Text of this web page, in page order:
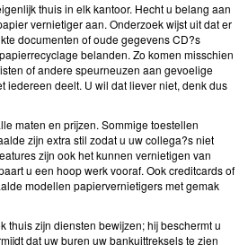
thuis in elk kantoor. Hecht u belang aan
vernietiger aan. Onderzoek wijst uit dat er
documenten of oude gegevens CD?s
belanden. Zo komen misschien
of andere speurneuzen aan gevoelige
iedereen deelt. U wil dat liever niet, denk dus
maten en prijzen. Sommige toestellen
zijn extra stil zodat u uw collega?s niet
zijn ook het kunnen vernietigen van
u een hoop werk vooraf. Ook creditcards of
modellen papiervernietigers met gemak
thuis zijn diensten bewijzen; hij beschermt u
dat uw buren uw bankuittreksels te zien